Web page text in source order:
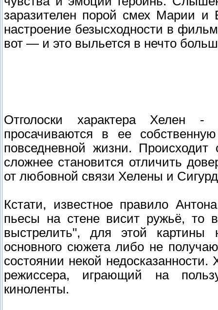
заразителен порой смех Марии
настроение безысходности в
вот — и это выльется в нечто
Отголоски характера Хелен
просачиваются в ее
повседневной жизни.
сложнее становится отличить
от любовной связи Хелены и
Кстати, известное правило
пьесы на стене висит ружьё, то
выстрелить", для этой картины
основного сюжета либо не
состоянии некой
режиссера, играющий на
киноленты.